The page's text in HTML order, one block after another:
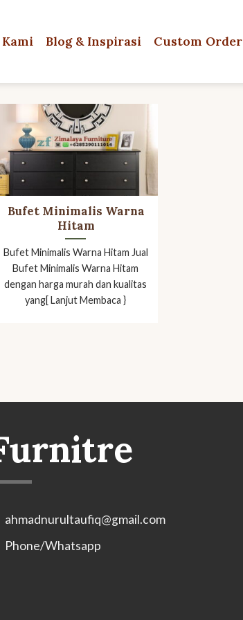
Blog & Inspirasi Custom Order
Bufet Minimalis Warna
Hitam
Bufet Minimalis Warna Hitam Jual
Bufet Minimalis Warna Hitam
dengan harga murah dan kualitas
yang[ Lanjut Membaca }
ahmadnurultaufiq@gmail.com
Phone/Whatsapp